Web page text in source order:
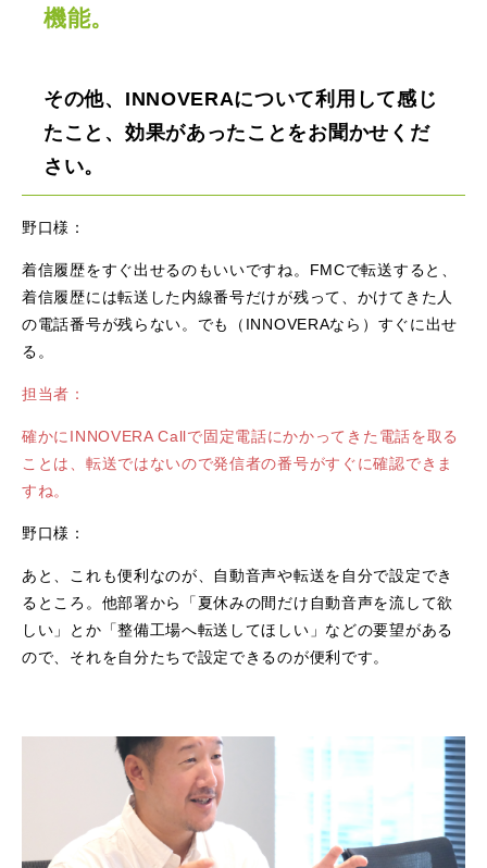
機能。
その他、INNOVERAについて利用して感じ
たこと、効果があったことをお聞かせくだ
さい。
野口様：
着信履歴をすぐ出せるのもいいですね。FMCで転送すると、
着信履歴には転送した内線番号だけが残って、かけてきた人
の電話番号が残らない。でも（INNOVERAなら）すぐに出せ
る。
担当者：
確かにINNOVERA Callで固定電話にかかってきた電話を取る
ことは、転送ではないので発信者の番号がすぐに確認できま
すね。
野口様：
あと、これも便利なのが、自動音声や転送を自分で設定でき
るところ。他部署から「夏休みの間だけ自動音声を流して欲
しい」とか「整備工場へ転送してほしい」などの要望がある
ので、それを自分たちで設定できるのが便利です。